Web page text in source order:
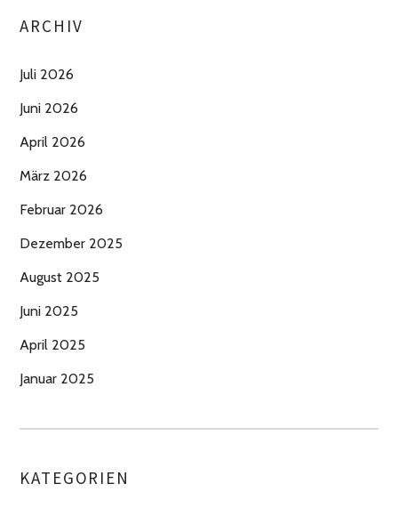
ARCHIV
Juli 2026
Juni 2026
April 2026
März 2026
Februar 2026
Dezember 2025
August 2025
Juni 2025
April 2025
Januar 2025
KATEGORIEN